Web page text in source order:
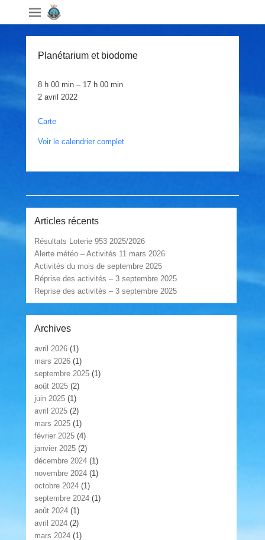
Planétarium et biodome
Planétarium
et
8 h 00 min – 17 h 00 min
2 avril 2022
CarteManège
St-
Voir le calendrier complet
Articles récents
Résultats Loterie 953 2025/2026
Alerte météo – Activités 11 mars 2026
Activités du mois de septembre 2025
Réprise des activités – 3 septembre 2025
Reprise des activités – 3 septembre 2025
Archives
avril 2026 (1)
mars 2026 (1)
septembre 2025 (1)
août 2025 (2)
juin 2025 (1)
avril 2025 (2)
mars 2025 (1)
février 2025 (4)
janvier 2025 (2)
décembre 2024 (1)
novembre 2024 (1)
octobre 2024 (1)
septembre 2024 (1)
août 2024 (1)
avril 2024 (2)
mars 2024 (1)